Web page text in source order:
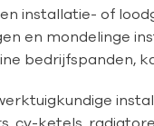
installatie- of
en mondelinge
bedrijfspanden,